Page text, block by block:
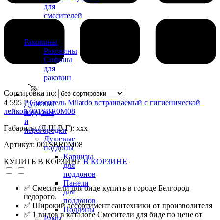
для
смесителей
Раковины
Раковины
Сифоны
для
раковин
Душевые
поддоны
и
перегородки
Душевые
поддоны
Карнизы
для
поддонов
Панели
для
поддонов
Поддоны
Сортировка по:
4 595 РСмеситель Milardo встраиваемый с гигиенической
лейкой 001SBR0M08
Габариты (Д Ш В Г): xxx
Артикул: 001SBR0M08
КУПИТЬ В КОРЗИНЕ В КОРЗИНЕ
✅ Смесители для биде купить в городе Белгород
недорого.
✅ Широкий ассортимент сантехники от производителя
✅ 1 видов в каталоге Смесители для биде по цене от